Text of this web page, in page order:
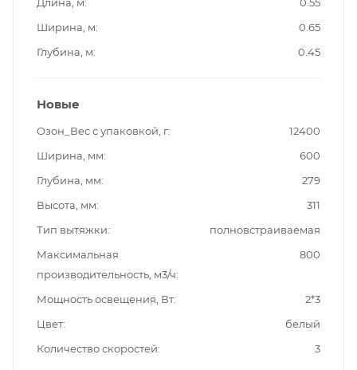
Ширина, м
0.65
Глубина, м
0.45
Новые
Озон_Вес с упаковкой, г
12400
Ширина, мм
600
Глубина, мм
279
Высота, мм
311
Тип вытяжки
полновстраиваемая
Максимальная
производительность, м3/ч
800
Мощность освещения, Вт
2*3
Цвет
белый
Количество скоростей
3